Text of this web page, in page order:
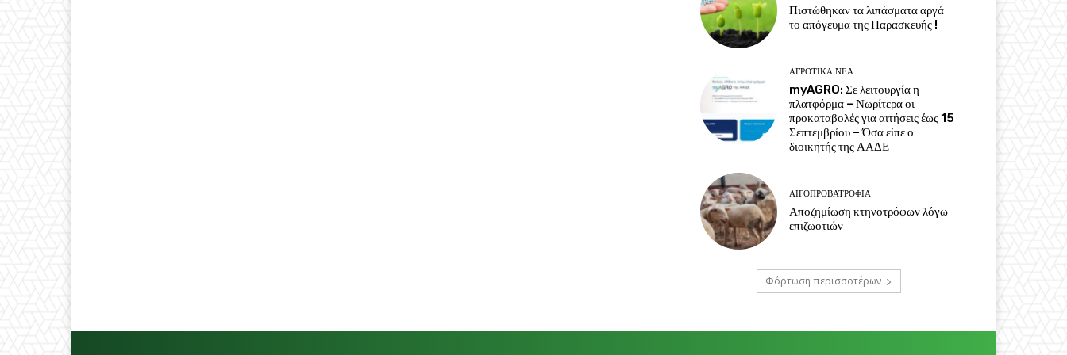
Πιστώθηκαν τα λιπάσματα αργά
το απόγευμα της Παρασκευής !
ΑΓΡΟΤΙΚΆ ΝΈΑ
myAGRO: Σε λειτουργία η
πλατφόρμα – Νωρίτερα οι
προκαταβολές για αιτήσεις έως 15
Σεπτεμβρίου – Όσα είπε ο
διοικητής της ΑΑΔΕ
ΑΙΓΟΠΡΟΒΑΤΡΟΦΊΑ
Αποζημίωση κτηνοτρόφων λόγω
επιζωοτιών
Φόρτωση περισσοτέρων